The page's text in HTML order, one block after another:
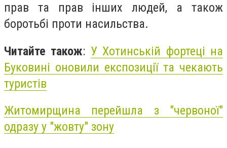
прав та прав інших людей, а також
боротьбі проти насильства.
Читайте також: У Хотинській фортеці на
Буковині оновили експозиції та чекають
туристів
Житомирщина перейшла з "червоної"
одразу у "жовту" зону